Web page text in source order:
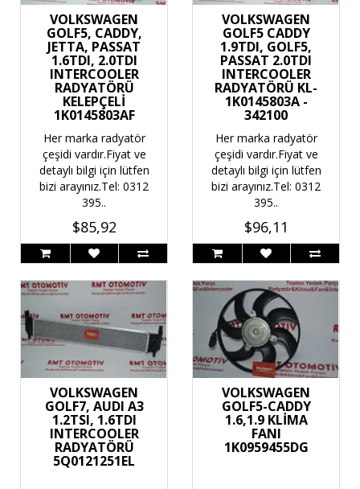
VOLKSWAGEN
GOLF5, CADDY,
JETTA, PASSAT
1.6TDI, 2.0TDI
INTERCOOLER
RADYATÖRÜ
KELEPÇELİ
1K0145803AF
Her marka radyatör
çeşidi vardır.Fiyat ve
detaylı bilgi için lütfen
bizi arayınız.Tel: 0312
395..
$85,92
VOLKSWAGEN
GOLF5 CADDY
1.9TDI, GOLF5,
PASSAT 2.0TDI
INTERCOOLER
RADYATÖRÜ KL-
1K0145803A -
342100
Her marka radyatör
çeşidi vardır.Fiyat ve
detaylı bilgi için lütfen
bizi arayınız.Tel: 0312
395..
$96,11
VOLKSWAGEN
GOLF7, AUDI A3
1.2TSI, 1.6TDI
INTERCOOLER
RADYATÖRÜ
5Q0121251EL
VOLKSWAGEN
GOLF5-CADDY
1.6,1.9 KLİMA
FANI
1K0959455DG